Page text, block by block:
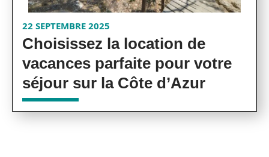
22 SEPTEMBRE 2025
Choisissez la location de
vacances parfaite pour votre
séjour sur la Côte d’Azur